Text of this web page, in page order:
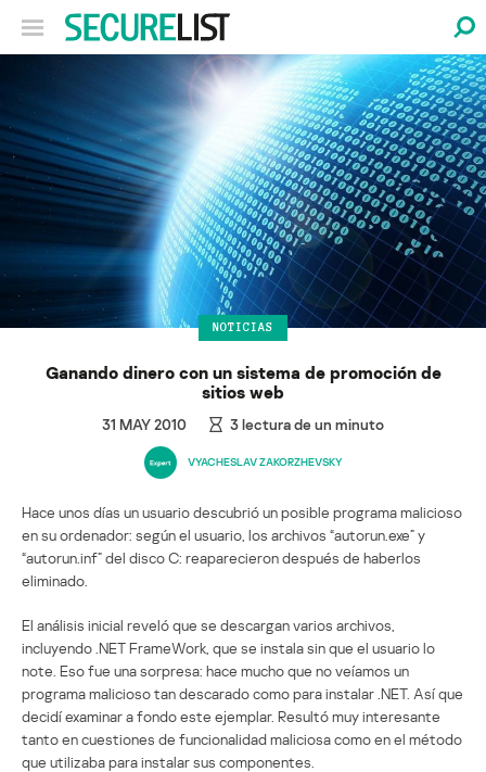
NOTICIAS
Ganando dinero con un sistema de promoción de
sitios web
31 MAY 2010 3lectura de un minuto
VYACHESLAV ZAKORZHEVSKY
Hace unos días un usuario descubrió un posible programa malicioso
en su ordenador: según el usuario, los archivos “autorun.exe” y
“autorun.inf” del disco C: reaparecieron después de haberlos
eliminado.
El análisis inicial reveló que se descargan varios archivos,
incluyendo .NET FrameWork, que se instala sin que el usuario lo
note. Eso fue una sorpresa: hace mucho que no veíamos un
programa malicioso tan descarado como para instalar .NET. Así que
decidí examinar a fondo este ejemplar. Resultó muy interesante
tanto en cuestiones de funcionalidad maliciosa como en el método
que utilizaba para instalar sus componentes.